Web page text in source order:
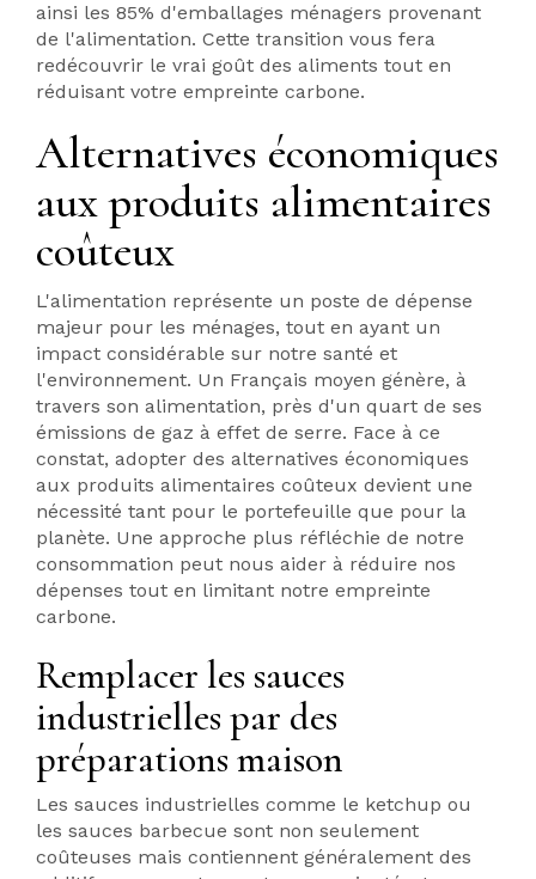
ainsi les 85% d'emballages ménagers provenant
de l'alimentation. Cette transition vous fera
redécouvrir le vrai goût des aliments tout en
réduisant votre empreinte carbone.
Alternatives économiques
aux produits alimentaires
coûteux
L'alimentation représente un poste de dépense
majeur pour les ménages, tout en ayant un
impact considérable sur notre santé et
l'environnement. Un Français moyen génère, à
travers son alimentation, près d'un quart de ses
émissions de gaz à effet de serre. Face à ce
constat, adopter des alternatives économiques
aux produits alimentaires coûteux devient une
nécessité tant pour le portefeuille que pour la
planète. Une approche plus réfléchie de notre
consommation peut nous aider à réduire nos
dépenses tout en limitant notre empreinte
carbone.
Remplacer les sauces
industrielles par des
préparations maison
Les sauces industrielles comme le ketchup ou
les sauces barbecue sont non seulement
coûteuses mais contiennent généralement des